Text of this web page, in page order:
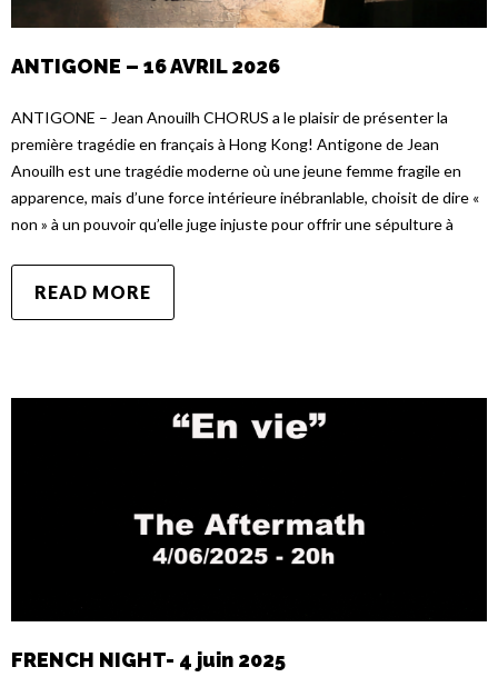
ANTIGONE – 16 AVRIL 2026
ANTIGONE – Jean Anouilh CHORUS a le plaisir de présenter la
première tragédie en français à Hong Kong! Antigone de Jean
Anouilh est une tragédie moderne où une jeune femme fragile en
apparence, mais d’une force intérieure inébranlable, choisit de dire «
non » à un pouvoir qu’elle juge injuste pour offrir une sépulture à
READ MORE
FRENCH NIGHT- 4 juin 2025